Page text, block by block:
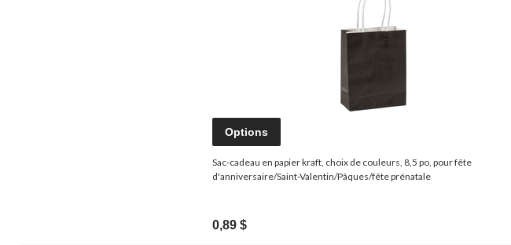
Options
Sac-cadeau en papier kraft, choix de couleurs, 8,5 po, pour fête
d'anniversaire/Saint-Valentin/Pâques/fête prénatale
0,89 $